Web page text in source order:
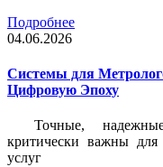
Подробнее
04.06.2026
Системы для
Цифровую Эпоху
Точные,
критически важны для
услуг